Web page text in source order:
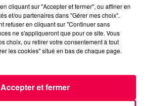
FALSIFICATEUSE.mp3
cliquant sur "Accepter et fermer", ou affiner en
et/ou partenaires dans "Gérer mes choix".
refuser en cliquant sur "Continuer sans
ne s'appliqueront que pour ce site. Vous
choix, ou retirer votre consentement à tout
les cookies" situé en bas de chaque page.
Accepter et fermer